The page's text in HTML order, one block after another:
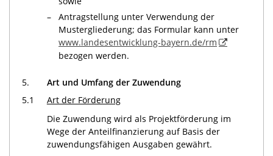
–
Antragstellung unter Verwendung der
Mustergliederung; das Formular kann unter
www.landesentwicklung-bayern.de/rm
bezogen werden.
5.
Art und Umfang der Zuwendung
5.1
Art der Förderung
Die Zuwendung wird als Projektförderung im
Wege der Anteilfinanzierung auf Basis der
zuwendungsfähigen Ausgaben gewährt.